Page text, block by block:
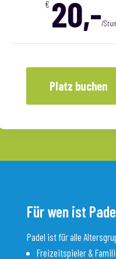
€ 20,-/
Platz buchen
Für wen ist
Padel ist für alle
Freizeitspieler &